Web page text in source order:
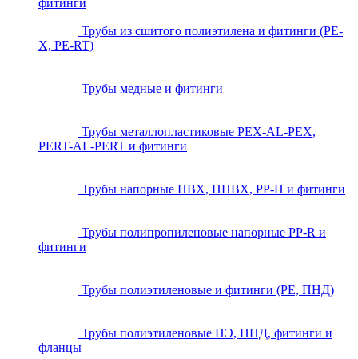
фитинги
Трубы из сшитого полиэтилена и фитинги (PE-
X, PE-RT)
Трубы медные и фитинги
Трубы металлопластиковые PEX-AL-PEX,
PERT-AL-PERT и фитинги
Трубы напорные ПВХ, НПВХ, PP-H и фитинги
Трубы полипропиленовые напорные PP-R и
фитинги
Трубы полиэтиленовые и фитинги (PE, ПНД)
Трубы полиэтиленовые ПЭ, ПНД, фитинги и
фланцы